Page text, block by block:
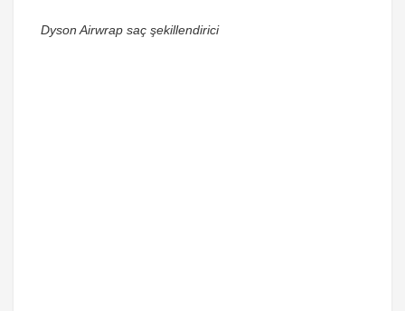
Dyson Airwrap saç şekillendirici